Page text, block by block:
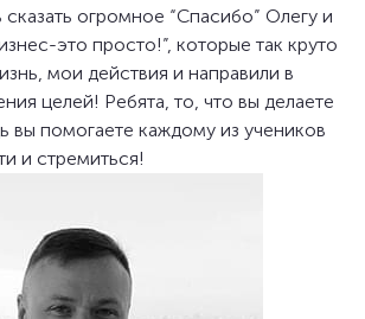
огромное “Спасибо” Олегу и
это просто!”, которые так круто
мои действия и направили в
целей! Ребята, то, что вы делаете
вы помогаете каждому из учеников
и стремиться!